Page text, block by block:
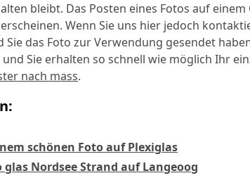
bleibt. Das Posten eines Fotos auf
Wenn Sie uns hier jedoch
das Foto zur Verwendung gesendet
Sie erhalten so schnell wie möglich Ihr
nach mass.
schönen Foto auf Plexiglas
Nordsee Strand auf Langeoog